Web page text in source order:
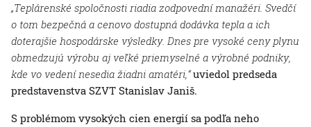
„Teplárenské spoločnosti riadia zodpovední manažéri. Svedčí
o tom bezpečná a cenovo dostupná dodávka tepla a ich
doterajšie hospodárske výsledky. Dnes pre vysoké ceny plynu
obmedzujú výrobu aj veľké priemyselné a výrobné podniky,
kde vo vedení nesedia žiadni amatéri,“uviedol predseda
predstavenstva SZVT Stanislav Janiš.
S problémom vysokých cien energií sa podľa neho